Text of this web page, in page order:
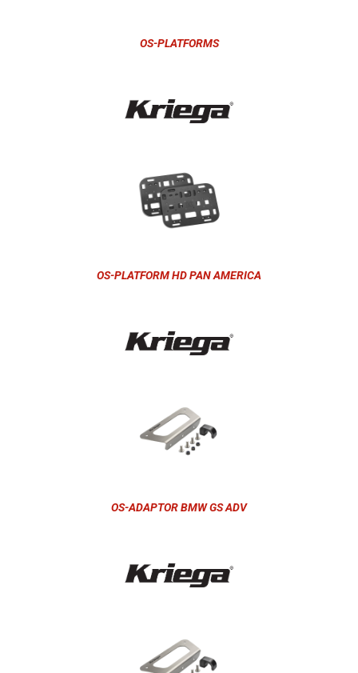
OS-PLATFORMS
OS-PLATFORM HD PAN AMERICA
OS-ADAPTOR BMW GS ADV